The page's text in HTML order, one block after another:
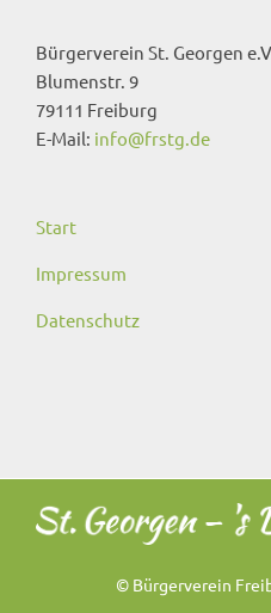
Bürgerverein St. Georgen
Blumenstr. 9
79111 Freiburg
E-Mail: info@frstg.de
Start
Impressum
Datenschutz
© Bürgerverein